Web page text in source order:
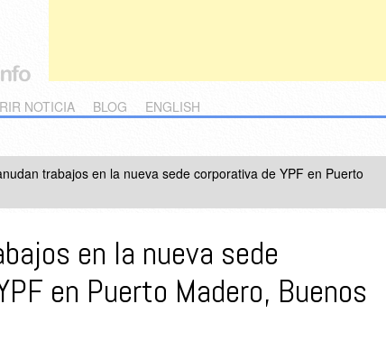
NOTICIA BLOG ENGLISH
trabajos en la nueva sede corporativa de YPF en Puerto
en la nueva sede
en Puerto Madero, Buenos